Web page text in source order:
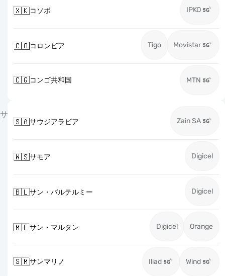
🇽🇰コソボ IPKO
🇨🇴コロンビア Tigo Movistar
🇨🇬コンゴ共和国 MTN
サ
🇸🇦サウジアラビア Zain SA
🇼🇸サモア Digicel
🇧🇱サン・バルテルミー Digicel
🇲🇫サン・マルタン Digicel Orange
🇸🇲サンマリノ Iliad Wind